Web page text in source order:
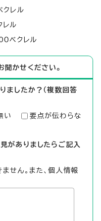
クレル
レル
ベクレル
かせください。
ましたか？（複数回答
い
要点が伝わらな
がありましたらご記入
せん。また、個人情報